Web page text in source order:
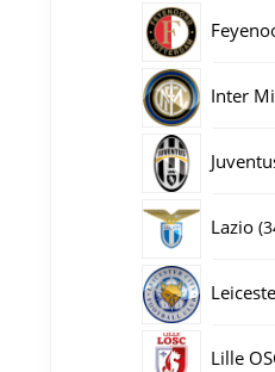
Inter
Lazio
Lille